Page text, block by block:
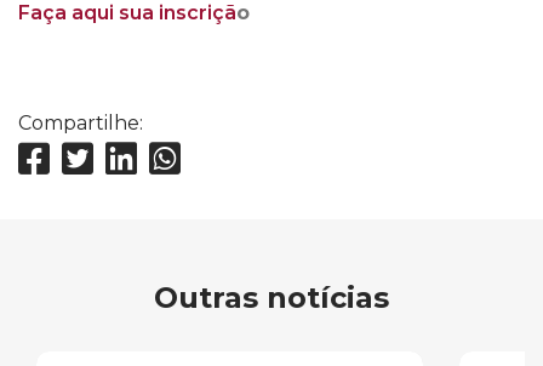
Faça aqui sua inscrição
Compartilhe:
Outras notícias